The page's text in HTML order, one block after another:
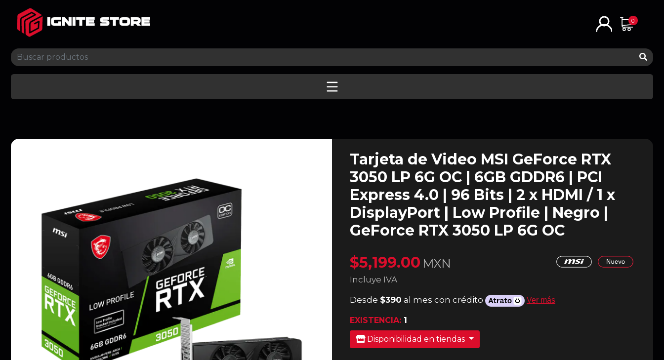
0
Tarjeta de Video MSI GeForce RTX
3050 LP 6G OC | 6GB GDDR6 | PCI
Express 4.0 | 96 Bits | 2 x HDMI / 1 x
DisplayPort | Low Profile | Negro |
GeForce RTX 3050 LP 6G OC
$5,199.00 MXN
Incluye IVA
Desde $390 al mes con crédito Ver más
EXISTENCIA: 1
Disponibilidad en tiendas